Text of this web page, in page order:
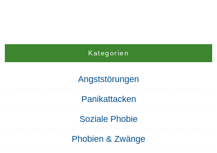
Kategorien
Angststörungen
Panikattacken
Soziale Phobie
Phobien & Zwänge